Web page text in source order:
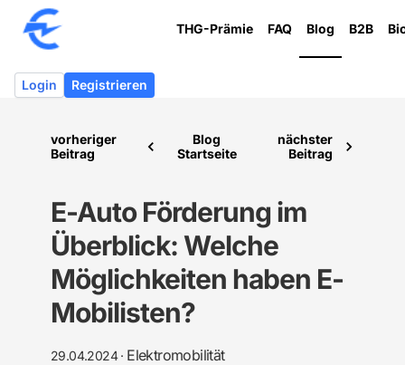
THG-Prämie FAQ Blog B2B
Login Registrieren
vorheriger
Beitrag
Blog
Startseite
nächster
Beitrag
E-Auto Förderung im
Überblick: Welche
Möglichkeiten haben E-
Mobilisten?
29.04.2024· Elektromobilität